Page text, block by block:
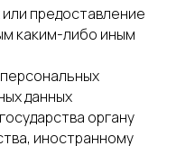
предоставление
каким-либо иным
персональных
данных
органу
иностранному